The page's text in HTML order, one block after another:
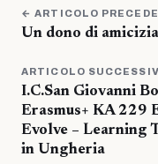
← ARTICOLO
Un dono di
ARTICOLO
I.C.San Giovanni
Erasmus+ KA 229
Evolve – Learning
in Ungheria